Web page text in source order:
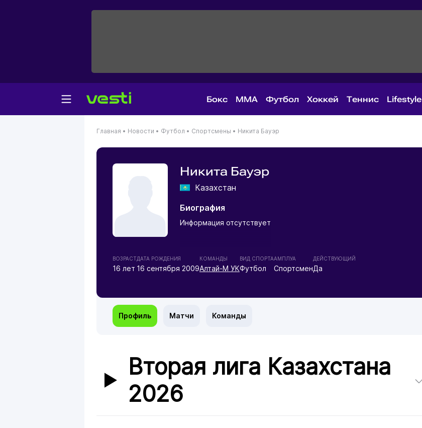
Бокс MMA Футбол Хоккей Теннис Lifestyle
Главная • Новости • Футбол • Спортсмены • Никита Бауэр
Никита Бауэр
Казахстан
Биография
Информация отсутствует
ВОЗРАСТ
16 лет
ДАТА РОЖДЕНИЯ
16 сентября 2009
КОМАНДЫ
Алтай-М УК
ВИД СПОРТА
Футбол
АМПЛУА
Спортсмен
ДЕЙСТВУЮЩИЙ
Да
Профиль Матчи Команды
Вторая лига Казахстана
2026